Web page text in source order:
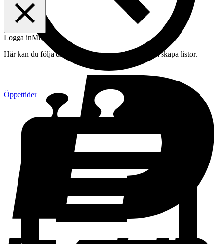
Öppettider
Logga inMitt konto
Här kan du följa din beställning, spara drycker och skapa listor.